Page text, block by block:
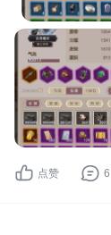
点赞 6